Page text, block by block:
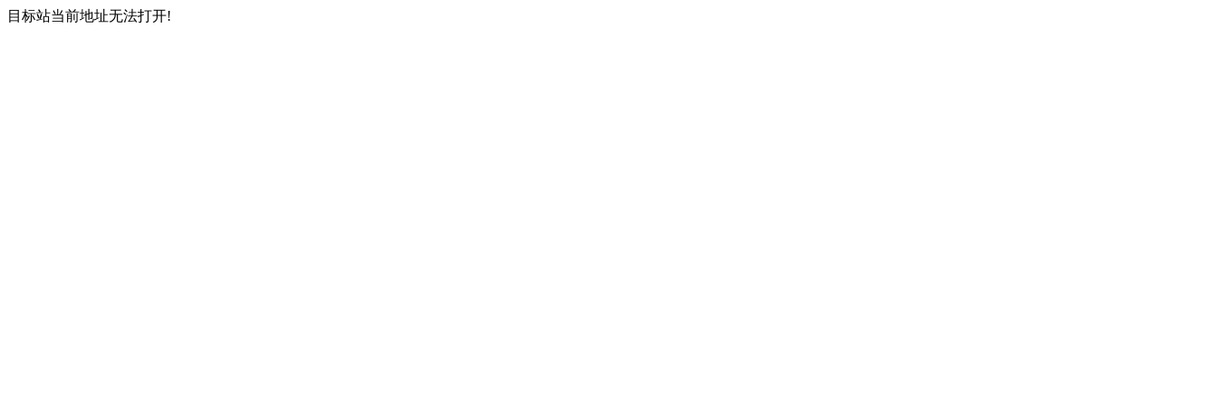
目标站当前地址无法打开!